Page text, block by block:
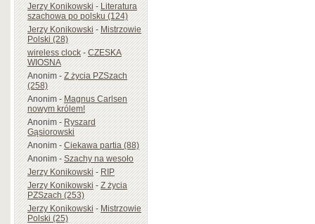
Jerzy Konikowski-Literatura
szachowa po polsku (124)
Jerzy Konikowski-Mistrzowie
Polski (28)
wireless clock-CZESKA
WIOSNA
Anonim-Z życia PZSzach
(258)
Anonim-Magnus Carlsen
nowym królem!
Anonim-Ryszard
Gąsiorowski
Anonim-Ciekawa partia (88)
Anonim-Szachy na wesoło
Jerzy Konikowski-RIP
Jerzy Konikowski-Z życia
PZSzach (253)
Jerzy Konikowski-Mistrzowie
Polski (25)